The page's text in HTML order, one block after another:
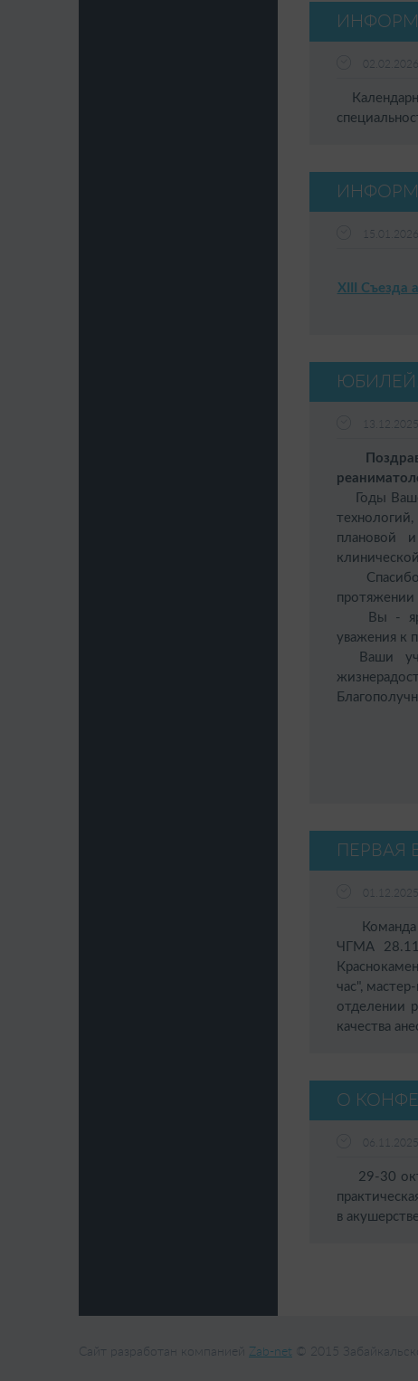
02.02.2026
15.01.2026
XIII Съезда
ЮБИЛЕЙ!
13.12.2025
Годы
плановой
Спасибо
протяжении
Вы -
уважения к
Ваши
ПЕРВАЯ
01.12.2025
Команда
ЧГМА
час",
отделении
качества
О
06.11.2025
29-30
в
Сайт разработан компанией Zab-net © 2015